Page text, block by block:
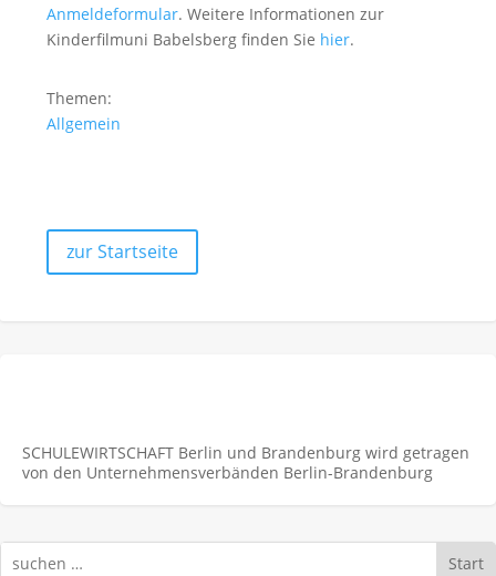
Anmeldeformular. Weitere Informationen zur
Kinderfilmuni Babelsberg finden Sie hier.
Themen:
Allgemein
zur Startseite
SCHULEWIRTSCHAFT Berlin und Brandenburg wird getragen
von den Unternehmens­verbänden Berlin-Brandenburg
Start